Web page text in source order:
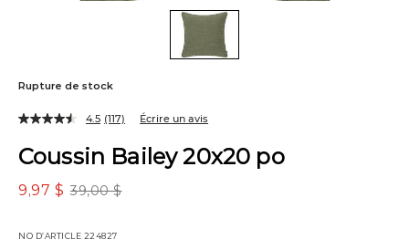
Rupture de stock
Coussin Bailey 20x20 po
39,00 $
9,97 $
NO D’ARTICLE 224827
4.5 (117) Écrire un avis